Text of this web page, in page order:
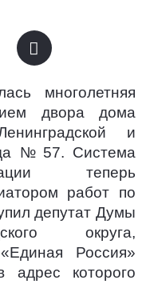
многолетняя
двора дома
и
№ 57. Система
теперь
работ по
депутат Думы
округа,
Россия»
адрес которого